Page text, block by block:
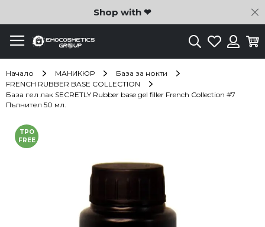
Shop with ❤
ТърсенеЛюбими
Начало МАНИКЮР
База за нокти
FRENCH RUBBER BASE COLLECTION
База гел лак SECRETLY Rubber base gel filler French Collection #7
Пълнител 50 мл.
TPO
FREE
Преминете
към
края